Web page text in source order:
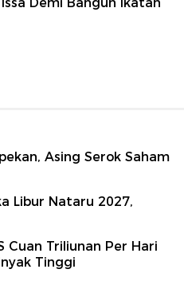
Asing Serok Saham
Libur Nataru 2027,
Cuan Triliunan Per Hari
Tinggi